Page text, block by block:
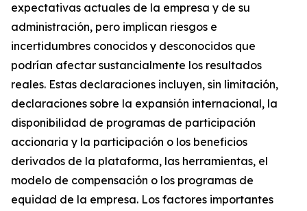
expectativas actuales de la empresa y de su
administración, pero implican riesgos e
incertidumbres conocidos y desconocidos que
podrían afectar sustancialmente los resultados
reales. Estas declaraciones incluyen, sin limitación,
declaraciones sobre la expansión internacional, la
disponibilidad de programas de participación
accionaria y la participación o los beneficios
derivados de la plataforma, las herramientas, el
modelo de compensación o los programas de
equidad de la empresa. Los factores importantes